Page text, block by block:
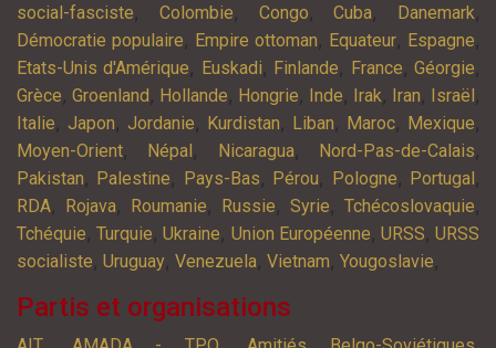
social-fasciste, Colombie, Congo,Cuba, Danemark,
Démocratie populaire, Empire ottoman, Equateur, Espagne,
Etats-Unis d'Amérique, Euskadi, Finlande, France,Géorgie,
Grèce, Groenland , Hollande, Hongrie, Inde, Irak, Iran, Israël ,
Italie, Japon, Jordanie, Kurdistan, Liban, Maroc, Mexique,
Moyen-Orient, Népal , Nicaragua, Nord-Pas-de-Calais,
Pakistan, Palestine, Pays-Bas, Pérou, Pologne, Portugal ,
RDA, Rojava, Roumanie, Russie, Syrie, Tchécoslovaquie,
Tchéquie,Turquie,Ukraine, Union Européenne, URSS,URSS
socialiste, Uruguay, Venezuela, Vietnam, Yougoslavie,
Partis et organisations